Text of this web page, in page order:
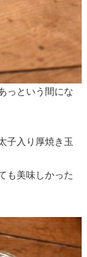
っという間にな
子入り厚焼き玉
も美味しかった